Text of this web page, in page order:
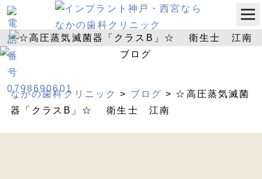
なかの歯科クリニック > ブログ > ☆高圧蒸気滅菌
器「クラスB」☆ 衛生士 江南